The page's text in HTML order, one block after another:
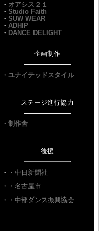
・ オアシス２１
・ Studio Faith
・ SUW WEAR
・ ADHIP
・ DANCE DELIGHT
企画制作
・ ユナイテッドスタイル
ステージ進行協力
・制作舎
後援
・
・中日新聞社
・
・名古屋市
・
・中部ダンス振興協会